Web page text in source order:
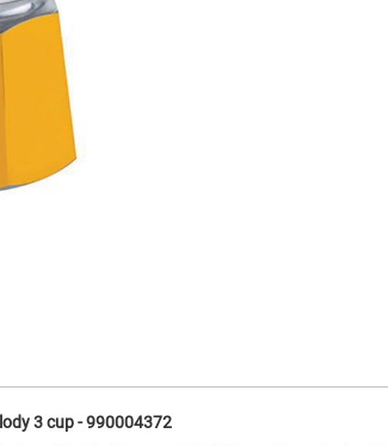
3 cup - 990004372